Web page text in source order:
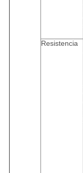
Resistencia